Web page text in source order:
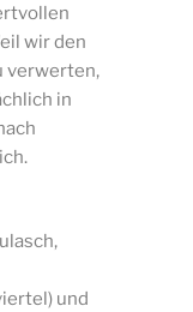
wir den
verwerten,
in
und